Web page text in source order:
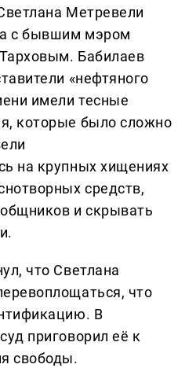
Метревели
с бывшим мэром
Бабилаев
«нефтяного
имели тесные
которые было сложно
на крупных хищениях
средств,
и скрывать
что Светлана
что
В
приговорил её к
свободы.